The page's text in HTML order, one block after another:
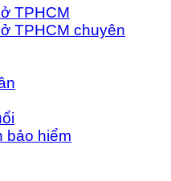
TPHCM
TPHCM chuyên
bảo hiểm